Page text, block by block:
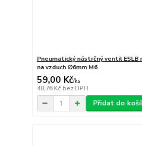
Pneumatický nástrčný ventil ESLB
na vzduch ∅6mm M6
59,00 Kč/ks
48,76 Kč bez DPH
Přidat do